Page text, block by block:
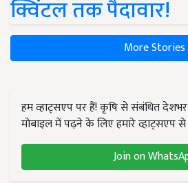
क्विंटल तक पैदावार!
More Stories
हम व्हाट्सएप पर हैं! कृषि से संबंधित
मोबाइल में पढ़ने के लिए हमारे व्हाट्सएप
Join on